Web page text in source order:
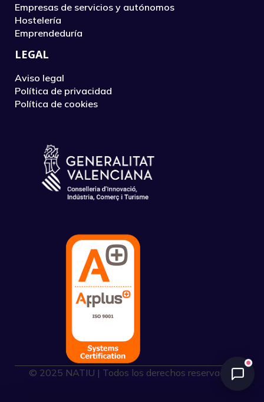
Empresas de servicios y autónomos
Hostelería
Emprendeduría
LEGAL
Aviso legal
Política de privacidad
Política de cookies
© 2025 NATIU | Todos los derechos reservados